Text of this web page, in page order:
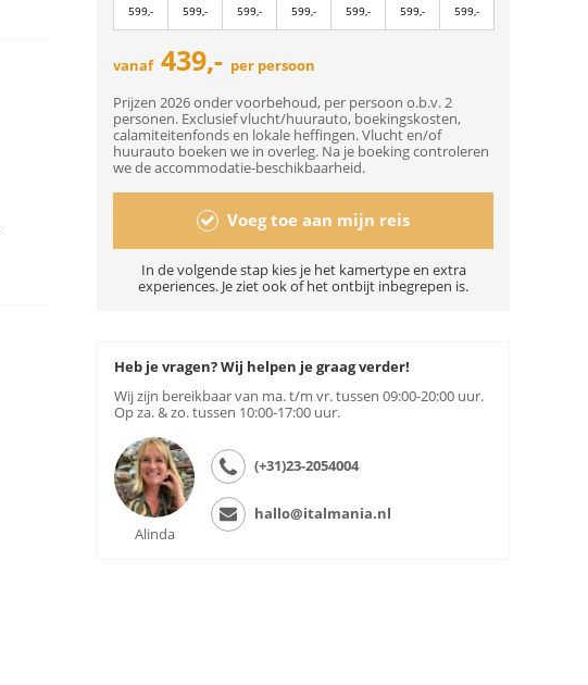
599,- 599,- 599,- 599,- 599,- 599,- 599,-
vanaf 439,- per persoon
Prijzen 2026 onder voorbehoud, per persoon o.b.v. 2
personen. Exclusief vlucht/huurauto, boekingskosten,
calamiteitenfonds en lokale heffingen. Vlucht en/of
huurauto boeken we in overleg. Na je boeking controleren
we de accommodatie-beschikbaarheid.
Voeg toe aan mijn reis
In de volgende stap kies je het kamertype en extra
experiences. Je ziet ook of het ontbijt inbegrepen is.
Heb je vragen? Wij helpen je graag verder!
Wij zijn bereikbaar van ma. t/m vr. tussen 09:00-20:00 uur.
Op za. & zo. tussen 10:00-17:00 uur.
Alinda
(+31)23-2054004
hallo@italmania.nl